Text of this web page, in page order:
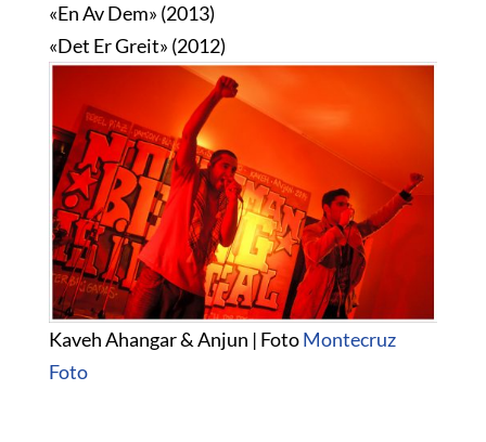
«En Av Dem» (2013)
«Det Er Greit» (2012)
Kaveh Ahangar & Anjun | FotoMontecruz
Foto